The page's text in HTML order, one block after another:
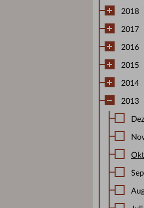
2018
2017
2016
2015
2014
2013